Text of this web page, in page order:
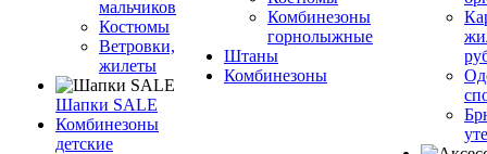
мальчиков
Костюмы
Ветровки,
жилеты
Шапки SALE
Комбинезоны
детские
Комбинезоны
горнолыжные
Штаны
Комбинезоны